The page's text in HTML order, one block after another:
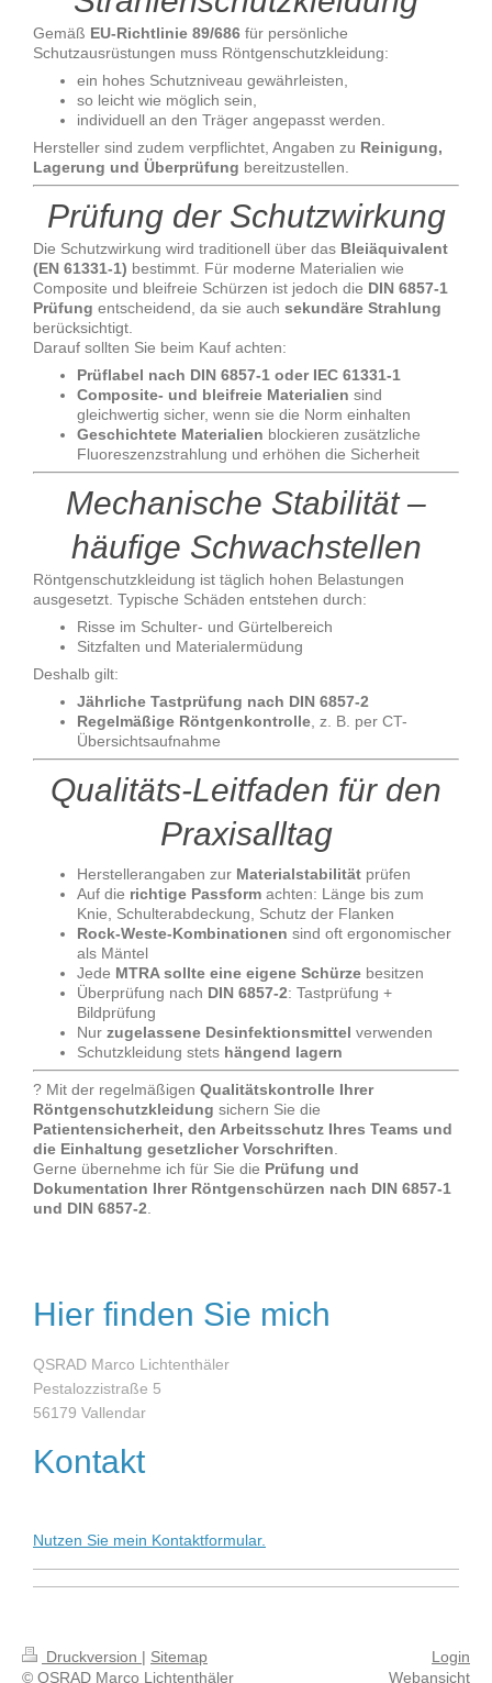
Gemäß EU-Richtlinie 89/686 für persönliche
Schutzausrüstungen muss Röntgenschutzkleidung:
ein hohes Schutzniveau gewährleisten,
so leicht wie möglich sein,
individuell an den Träger angepasst werden.
Hersteller sind zudem verpflichtet, Angaben zu Reinigung,
Lagerung und Überprüfung bereitzustellen.
Prüfung der Schutzwirkung
Die Schutzwirkung wird traditionell über das Bleiäquivalent
(EN 61331-1) bestimmt. Für moderne Materialien wie
Composite und bleifreie Schürzen ist jedoch die DIN 6857-1
Prüfung entscheidend, da sie auch sekundäre Strahlung
berücksichtigt.
Darauf sollten Sie beim Kauf achten:
Prüflabel nach DIN 6857-1 oder IEC 61331-1
Composite- und bleifreie Materialien sind
gleichwertig sicher, wenn sie die Norm einhalten
Geschichtete Materialien blockieren zusätzliche
Fluoreszenzstrahlung und erhöhen die Sicherheit
Mechanische Stabilität –
häufige Schwachstellen
Röntgenschutzkleidung ist täglich hohen Belastungen
ausgesetzt. Typische Schäden entstehen durch:
Risse im Schulter- und Gürtelbereich
Sitzfalten und Materialermüdung
Deshalb gilt:
Jährliche Tastprüfung nach DIN 6857-2
Regelmäßige Röntgenkontrolle, z. B. per CT-
Übersichtsaufnahme
Qualitäts-Leitfaden für den
Praxisalltag
Herstellerangaben zur Materialstabilität prüfen
Auf die richtige Passform achten: Länge bis zum
Knie, Schulterabdeckung, Schutz der Flanken
Rock-Weste-Kombinationen sind oft ergonomischer
als Mäntel
Jede MTRA sollte eine eigene Schürze besitzen
Überprüfung nach DIN 6857-2: Tastprüfung +
Bildprüfung
Nur zugelassene Desinfektionsmittel verwenden
Schutzkleidung stets hängend lagern
? Mit der regelmäßigen Qualitätskontrolle Ihrer
Röntgenschutzkleidung sichern Sie die
Patientensicherheit, den Arbeitsschutz Ihres Teams und
die Einhaltung gesetzlicher Vorschriften.
Gerne übernehme ich für Sie die Prüfung und
Dokumentation Ihrer Röntgenschürzen nach DIN 6857-1
und DIN 6857-2.
Hier finden Sie mich
QSRAD Marco Lichtenthäler
Pestalozzistraße 5
56179 Vallendar
Kontakt
Nutzen Sie mein Kontaktformular.
Druckversion | Sitemap
© QSRAD Marco Lichtenthäler
Login
Webansicht